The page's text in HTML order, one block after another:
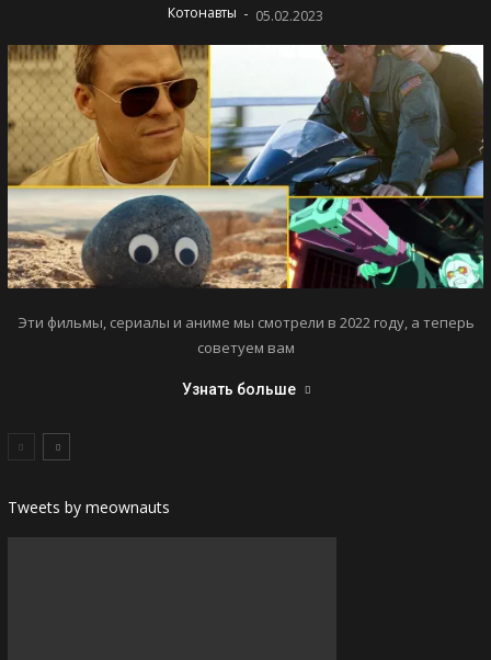
Котонавты - 05.02.2023
Эти фильмы, сериалы и аниме мы смотрели в 2022 году, а теперь
советуем вам
Узнать больше
Tweets by meownauts